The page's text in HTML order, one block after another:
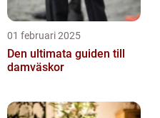
01 februari 2025
Den ultimata guiden till
damväskor